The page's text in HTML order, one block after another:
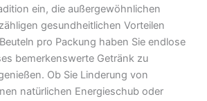
ein, die außergewöhnlichen
gesundheitlichen Vorteilen
pro Packung haben Sie endlose
bemerkenswerte Getränk zu
Ob Sie Linderung von
natürlichen Energieschub oder